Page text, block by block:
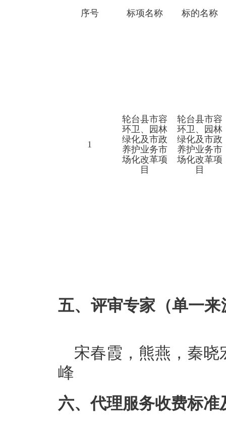
序号 标项名称 标的名称
1
轮台县市容
环卫、园林
绿化及市政
养护业务市
场化改革项
目
轮台县市容
环卫、园林
绿化及市政
养护业务市
场化改革项
目
五、评审专家（单一
宋春霞，熊燕，秦
峰
六、代理服务收费标准